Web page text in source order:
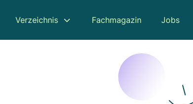
Verzeichnis Fachmagazin Jobs